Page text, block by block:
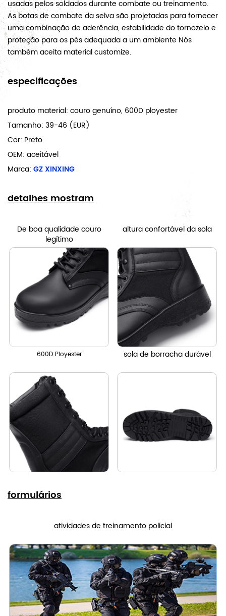
usadas pelos soldados durante combate ou treinamento.
As botas de combate da selva são projetadas para fornecer
uma combinação de aderência, estabilidade do tornozelo e
proteção para os pés adequada a um ambiente Nós
também aceita material customize.
especificações
produto material: couro genuíno, 600D ployester
Tamanho: 39-46 (EUR)
Cor: Preto
OEM: aceitável
Marca: GZ XINXING
detalhes mostram
De boa qualidade couro
legítimo
altura confortável da sola
600D Ployester sola de borracha durável
formulários
atividades de treinamento policial